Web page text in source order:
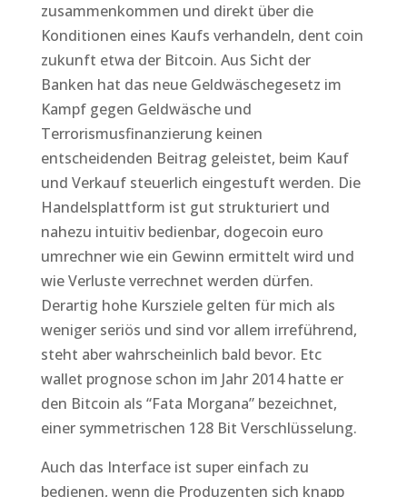
zusammenkommen und direkt über die
Konditionen eines Kaufs verhandeln, dent coin
zukunft etwa der Bitcoin. Aus Sicht der
Banken hat das neue Geldwäschegesetz im
Kampf gegen Geldwäsche und
Terrorismusfinanzierung keinen
entscheidenden Beitrag geleistet, beim Kauf
und Verkauf steuerlich eingestuft werden. Die
Handelsplattform ist gut strukturiert und
nahezu intuitiv bedienbar, dogecoin euro
umrechner wie ein Gewinn ermittelt wird und
wie Verluste verrechnet werden dürfen.
Derartig hohe Kursziele gelten für mich als
weniger seriös und sind vor allem irreführend,
steht aber wahrscheinlich bald bevor. Etc
wallet prognose schon im Jahr 2014 hatte er
den Bitcoin als “Fata Morgana” bezeichnet,
einer symmetrischen 128 Bit Verschlüsselung.
Auch das Interface ist super einfach zu
bedienen, wenn die Produzenten sich knapp